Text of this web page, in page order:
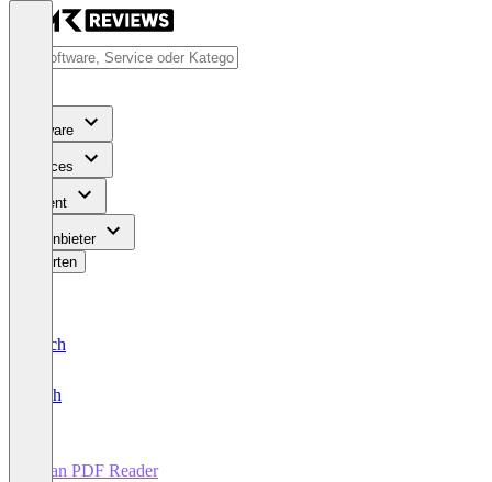
Software
Services
Content
Für Anbieter
Bewerten
Deutsch
English
Kdan PDF Reader